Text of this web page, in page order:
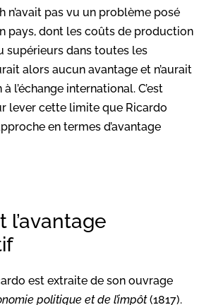
n’avait pas vu un problème posé
pays, dont les coûts de production
supérieurs dans toutes les
alors aucun avantage et n’aurait
l’échange international. C’est
lever cette limite que Ricardo
en termes d’avantage
l’avantage
est extraite de son ouvrage
politique et de l’impôt(1817).